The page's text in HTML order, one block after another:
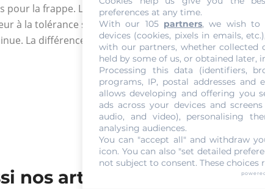
la frappe. Les flancs ayant un poids inférieur à la
à la tolérance seront aussi limés ou refondus.
La différence entre le poids réel et le poids
nos articles de Blog
preferences at any time.
With our 105 partners, we wish to
devices (cookies, pixels in emails,
with our partners, whether collected
held by some of us, or obtained later,
Processing this data (identifiers,
programs, IP, postal addresses and
allows developing and offering you
ads across your devices and
audio, and video), personalising
analysing audiences.
You can "accept all" and withdraw
icon. You can also "set detailed
not subject to consent. These